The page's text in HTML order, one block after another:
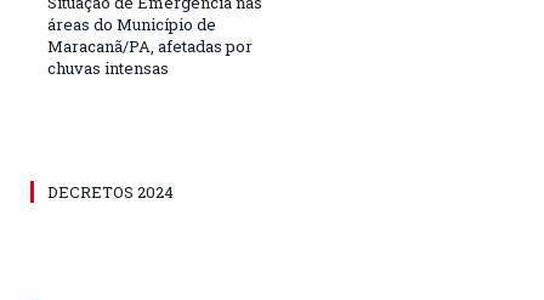
áreas do Município de
Maracanã/PA, afetadas por
chuvas intensas
DECRETOS 2024